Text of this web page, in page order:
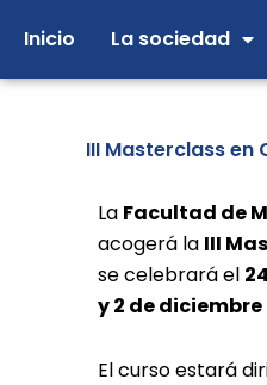
contenido
Inicio La sociedad
III Masterclass
La Facultad de
acogerá la III
se celebrará el
y 2 de diciembre
El curso estará